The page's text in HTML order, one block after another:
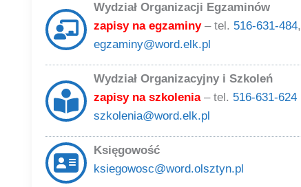
Wydział Organizacji Egzaminów
zapisy na egzaminy– tel. 516-631-484,
egzaminy@word.elk.pl
Wydział Organizacyjny i Szkoleń
zapisy na szkolenia – tel. 516-631-624
szkolenia@word.elk.pl
Księgowość
ksiegowosc@word.olsztyn.pl